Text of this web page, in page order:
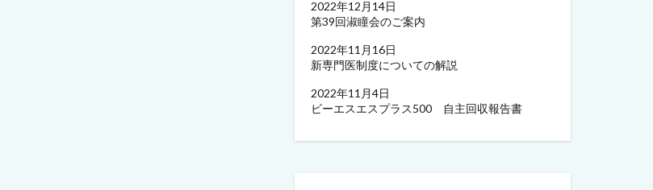
2022年12月14日
第39回淑瞳会のご案内
2022年11月16日
新専門医制度についての解説
2022年11月4日
ビーエスエスプラス500 自主回収報告書